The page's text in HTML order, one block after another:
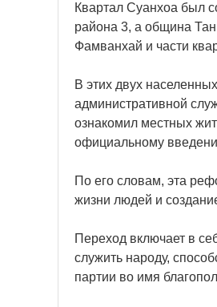
Квартал Суанхоа был
района 3, а община
Фамванхай и части
В этих двух
административной
ознакомил местных
официальному
По его словам, эта
жизни людей и
Переход включает в
служить народу,
партии во имя